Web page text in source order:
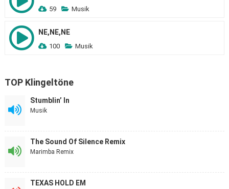
59 Musik
NE,NE,NE
100 Musik
TOP Klingeltöne
Stumblin’ In
Musik
The Sound Of Silence Remix
Marimba Remix
TEXAS HOLD EM